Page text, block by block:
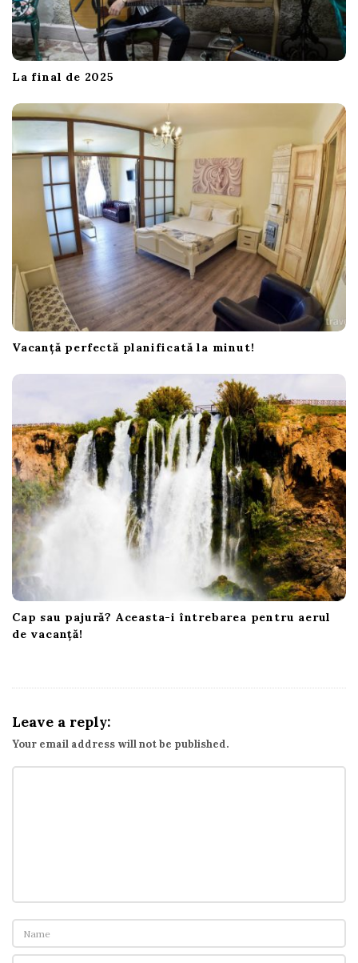
La final de 2025
Vacanță perfectă planificată la minut!
Cap sau pajură? Aceasta-i întrebarea pentru aerul
de vacanță!
Leave a reply:
Your email address will not be published.